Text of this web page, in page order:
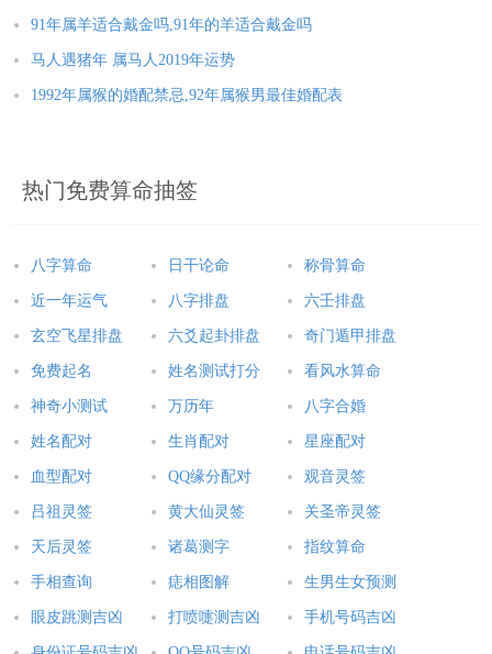
91年属羊适合戴金吗,91年的羊适合戴金吗
马人遇猪年 属马人2019年运势
1992年属猴的婚配禁忌,92年属猴男最佳婚配表
热门免费算命抽签
八字算命 日干论命 称骨算命
近一年运气 八字排盘 六壬排盘
玄空飞星排盘 六爻起卦排盘 奇门遁甲排盘
免费起名 姓名测试打分 看风水算命
神奇小测试 万历年 八字合婚
姓名配对 生肖配对 星座配对
血型配对 QQ缘分配对 观音灵签
吕祖灵签 黄大仙灵签 关圣帝灵签
天后灵签 诸葛测字 指纹算命
手相查询 痣相图解 生男生女预测
眼皮跳测吉凶 打喷嚏测吉凶 手机号码吉凶